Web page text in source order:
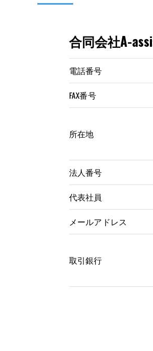
合同会社A-
電話番号
FAX番号
所在地
法人番号
代表社員
メールアドレス
取引銀行